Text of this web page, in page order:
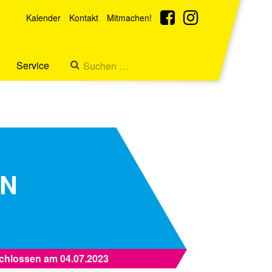
Kalender Kontakt Mitmachen!
Service
am 04.07.2023